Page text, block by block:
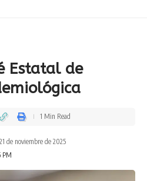
Estatal de
PM
de noviembre de 2025
1 Min Read